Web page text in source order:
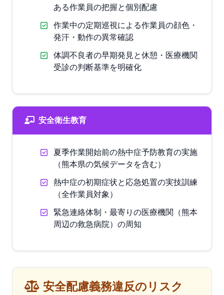
ある作業員の把握と個別配慮
作業中の定期巡視による作業員の顔色・
発汗・動作の異常確認
体調不良者の早期発見と休憩・医療機関
受診の判断基準を明確化
安全衛生教育
夏季作業開始前の熱中症予防教育の実施
（熊本県の気候データを含む）
熱中症の初期症状と応急処置の実技訓練
（全作業員対象）
緊急連絡体制・最寄りの医療機関（熊本
周辺の救急病院）の周知
安全配慮義務違反のリスク